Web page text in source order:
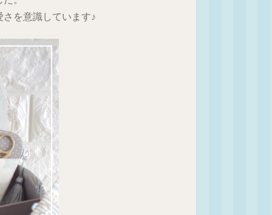
を意識しています♪